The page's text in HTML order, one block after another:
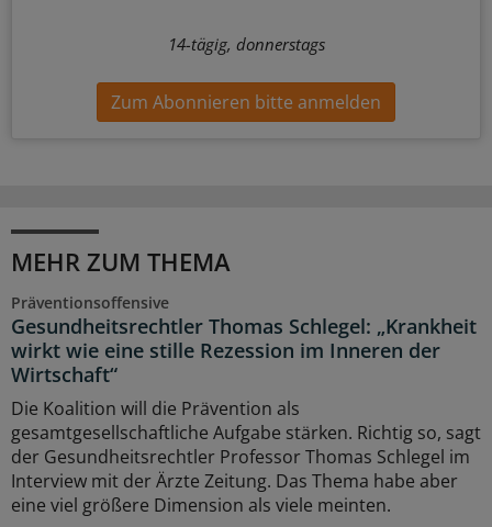
14-tägig, donnerstags
Zum Abonnieren bitte anmelden
MEHR ZUM THEMA
Präventionsoffensive
Gesundheitsrechtler Thomas Schlegel: „Krankheit
wirkt wie eine stille Rezession im Inneren der
Wirtschaft“
Die Koalition will die Prävention als
gesamtgesellschaftliche Aufgabe stärken. Richtig so, sagt
der Gesundheitsrechtler Professor Thomas Schlegel im
Interview mit der Ärzte Zeitung. Das Thema habe aber
eine viel größere Dimension als viele meinten.